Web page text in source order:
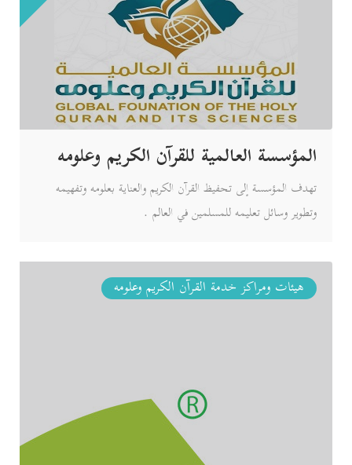
المؤسسة العالمية للقرآن الكريم وعلومه
تهدف المؤسسة إلى تحفيظ القرآن الكريم والعناية بعلومه وتفهيمه
وتطوير وسائل تعليمه للمسلمين في العالم .
هيئات ومراكز خدمة القرآن الكريم وعلومه